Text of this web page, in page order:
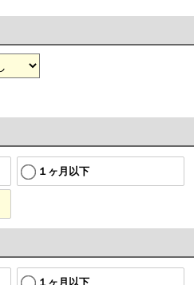
１ヶ月以下
１ヶ月以下